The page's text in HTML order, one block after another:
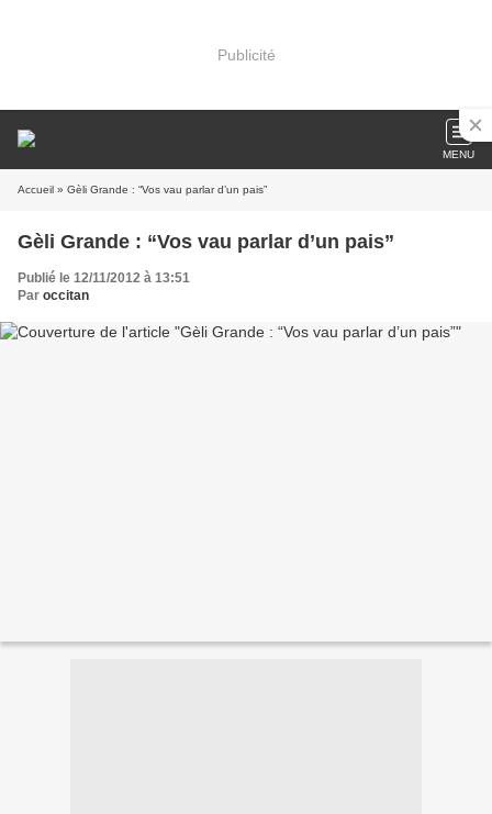
Publicité
MENU
Accueil » Gèli Grande : “Vos vau parlar d’un pais”
Gèli Grande : “Vos vau parlar d’un pais”
Publié le 12/11/2012 à 13:51
Par occitan